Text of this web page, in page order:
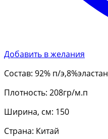
Добавить в желания
Состав: 92% п/э,8%эластан
Плотность: 208гр/м.п
Ширина, см: 150
Страна: Китай